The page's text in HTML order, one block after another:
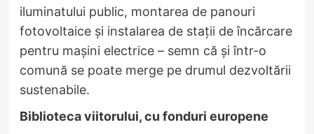
iluminatului public, montarea de panouri
fotovoltaice și instalarea de stații de încărcare
pentru mașini electrice – semn că și într-o
comună se poate merge pe drumul dezvoltării
sustenabile.
Biblioteca viitorului, cu fonduri europene